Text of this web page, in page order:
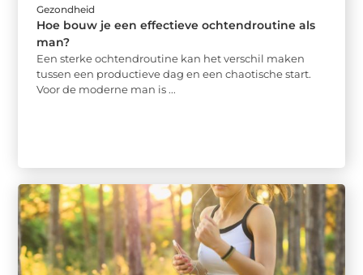
Gezondheid
Hoe bouw je een effectieve ochtendroutine als
man?
Een sterke ochtendroutine kan het verschil maken
tussen een productieve dag en een chaotische start.
Voor de moderne man is ...